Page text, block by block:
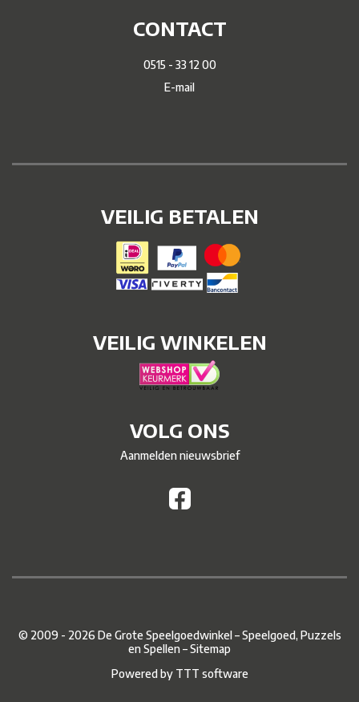
CONTACT
0515 - 33 12 00
E-mail
VEILIG BETALEN
VEILIG WINKELEN
VOLG ONS
Aanmelden nieuwsbrief
© 2009 - 2026 De Grote Speelgoedwinkel – Speelgoed, Puzzels
en Spellen –Sitemap
Powered by TTT software